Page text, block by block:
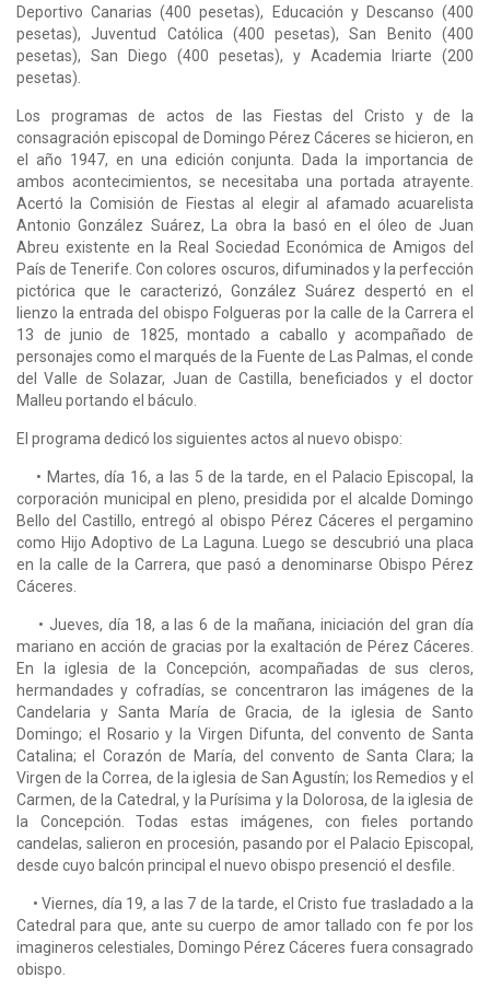
Deportivo Canarias (400 pesetas), Educación y Descanso (400
pesetas), Juventud Católica (400 pesetas), San Benito (400
pesetas), San Diego (400 pesetas), y Academia Iriarte (200
pesetas).
Los programas de actos de las Fiestas del Cristo y de la
consagración episcopal de Domingo Pérez Cáceres se hicieron, en
el año 1947, en una edición conjunta. Dada la importancia de
ambos acontecimientos, se necesitaba una portada atrayente.
Acertó la Comisión de Fiestas al elegir al afamado acuarelista
Antonio González Suárez, La obra la basó en el óleo de Juan
Abreu existente en la Real Sociedad Económica de Amigos del
País de Tenerife. Con colores oscuros, difuminados y la perfección
pictórica que le caracterizó, González Suárez despertó en el
lienzo la entrada del obispo Folgueras por la calle de la Carrera el
13 de junio de 1825, mon­tado a caballo y acompañado de
personajes como el marqués de la Fuente de Las Palmas, el conde
del Valle de Solazar, Juan de Castilla, beneficiados y el doctor
Malleu portando el báculo.
El programa dedicó los siguientes actos al nuevo obispo:
• Martes, día 16, a las 5 de la tarde, en el Palacio Episcopal, la
corporación municipal en pleno, presidida por el alcalde Domingo
Bello del Castillo, entregó al obispo Pérez Cáceres el pergamino
como Hijo Adoptivo de La Laguna. Luego se descubrió una placa
en la calle de la Carrera, que pasó a denominarse Obispo Pérez
Cáceres.
• Jueves, día 18, a las 6 de la mañana, iniciación del gran día
mariano en acción de gracias por la exaltación de Pérez Cáceres.
En la iglesia de la Concepción, acompañadas de sus cleros,
hermandades y cofradías, se concentraron las imágenes de la
Candelaria y Santa María de Gracia, de la iglesia de Santo
Domingo; el Rosario y la Virgen Difunta, del conven­to de Santa
Catalina; el Corazón de María, del convento de Santa Clara; la
Virgen de la Correa, de la iglesia de San Agustín; los Remedios y el
Carmen, de la Catedral, y la Purísima y la Dolorosa, de la iglesia de
la Concepción. Todas estas imágenes, con fieles portando
candelas, salieron en procesión, pasando por el Palacio Episcopal,
desde cuyo balcón prin­cipal el nuevo obispo presenció el desfile.
• Viernes, día 19, a las 7 de la tarde, el Cristo fue trasladado a la
Catedral para que, ante su cuerpo de amor tallado con fe por los
imagineros celestiales, Domingo Pérez Cáceres fuera consagrado
obispo.